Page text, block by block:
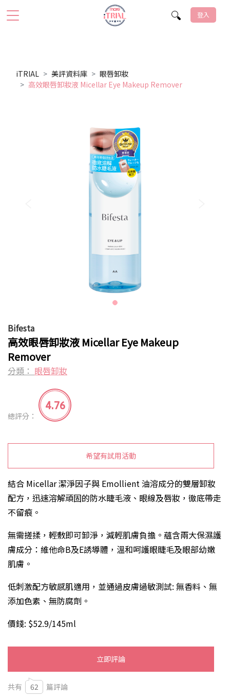
登入
iTRIAL 美評資料庫
眼唇卸妝
高效眼唇卸妝液 Micellar Eye Makeup Remover
Bifesta
高效眼唇卸妝液 Micellar Eye Makeup
Remover
分類： 眼唇卸妝
總評分：
4.76
希望有試用活動
結合 Micellar 潔淨因子與 Emollient 油溶成分的雙層卸妝
配方，迅速溶解頑固的防水睫毛液、眼線及唇妝，徹底帶走
不留痕。
無需搓揉，輕敷即可卸淨，減輕肌膚負擔。蘊含兩大保濕護
膚成分：維他命B及E誘導體，溫和呵護眼睫毛及眼部幼嫩
肌膚。
低刺激配方敏感肌適用，並通過皮膚過敏測試: 無香料、無
添加色素、無防腐劑。
價錢: $52.9/145ml
立即評論
共有 62 篇評論